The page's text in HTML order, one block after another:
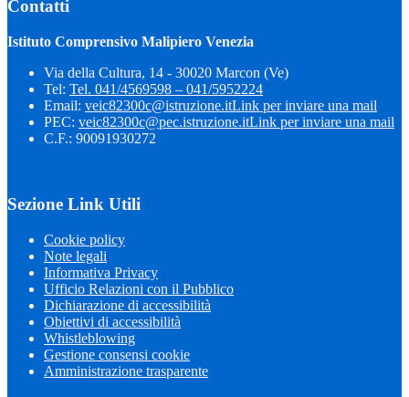
Contatti
Istituto Comprensivo Malipiero Venezia
Via della Cultura, 14 - 30020 Marcon (Ve)
Tel: Tel. 041/4569598 – 041/5952224
Email: veic82300c@istruzione.itLink per inviare una mail
PEC: veic82300c@pec.istruzione.itLink per inviare una mail
C.F.: 90091930272
Sezione Link Utili
Cookie policy
Note legali
Informativa Privacy
Ufficio Relazioni con il Pubblico
Dichiarazione di accessibilità
Obiettivi di accessibilità
Whistleblowing
Gestione consensi cookie
Amministrazione trasparente